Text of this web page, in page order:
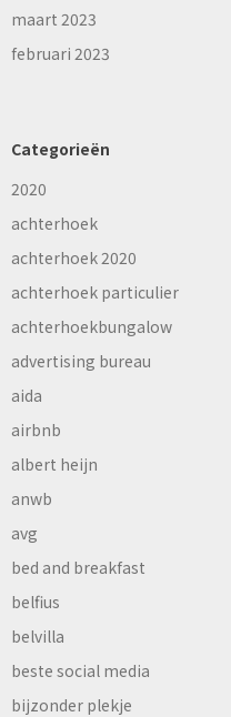
maart 2023
februari 2023
Categorieën
2020
achterhoek
achterhoek 2020
achterhoek particulier
achterhoekbungalow
advertising bureau
aida
airbnb
albert heijn
anwb
avg
bed and breakfast
belfius
belvilla
beste social media
bijzonder plekje